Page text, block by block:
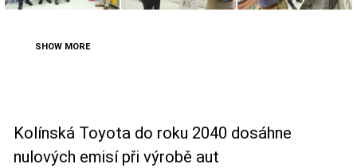
SHOW MORE
Kolínská Toyota do roku 2040 dosáhne
nulových emisí při výrobě aut